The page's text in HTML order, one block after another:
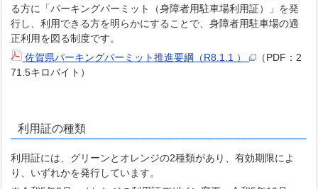
る方に「パーキングパーミット（身障者用駐車場利用証）」を発
行し、利用できる方を明らかにすることで、身障者用駐車場の適
正利用を図る制度です。
佐賀県パーキングパーミット推進要綱（R8.1.1 ）
（PDF：2
71.5キロバイト）
利用証の種類
利用証には、グリーンとオレンジの2種類があり、有効期限によ
り、いずれかを発行しています。